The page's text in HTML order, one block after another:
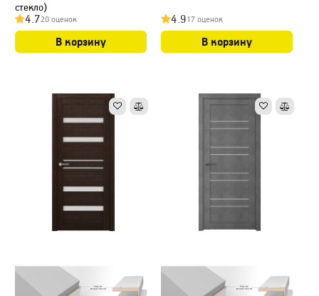
стекло)
4.720 оценок
В корзину
4.917 оценок
В корзину